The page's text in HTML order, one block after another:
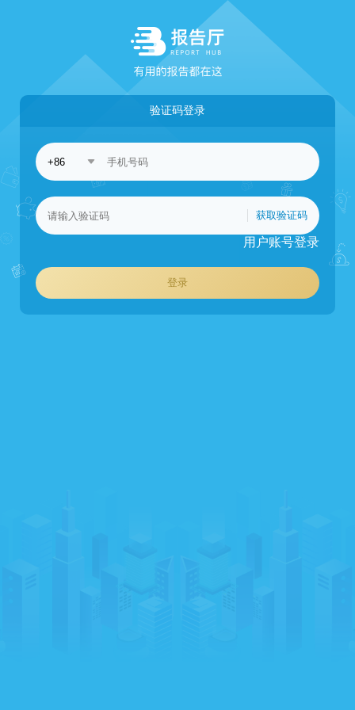
验证码登录
获取验证码
用户账号登录
登录